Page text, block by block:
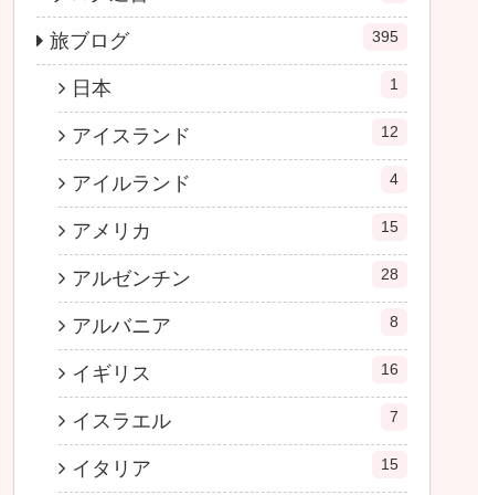
旅ブログ 395
日本 1
アイスランド 12
アイルランド 4
アメリカ 15
アルゼンチン 28
アルバニア 8
イギリス 16
イスラエル 7
イタリア 15